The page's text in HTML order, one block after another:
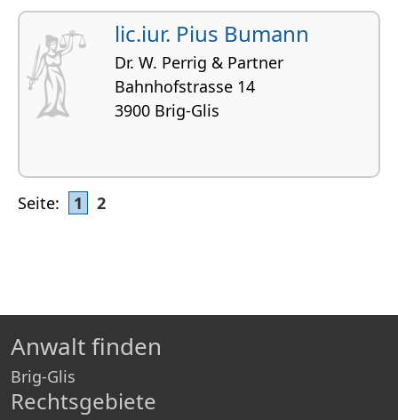
lic.iur. Pius Bumann
Dr. W. Perrig & Partner
Bahnhofstrasse 14
3900 Brig-Glis
Seite: 1 2
Anwalt finden
Brig-Glis
Rechtsgebiete